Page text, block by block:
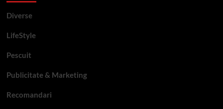
Diverse
LifeStyle
Pescuit
Publicitate & Marketing
Recomandari